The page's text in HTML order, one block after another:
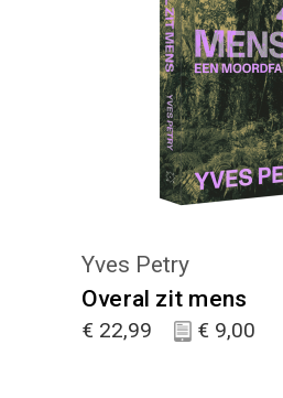
KIES :)
Yves Petry
Overal zit mens
€ 22,99 € 9,00